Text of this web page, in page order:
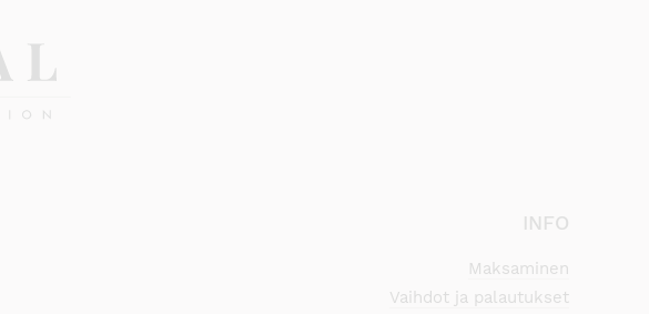
INFO
Maksaminen
Vaihdot ja palautukset